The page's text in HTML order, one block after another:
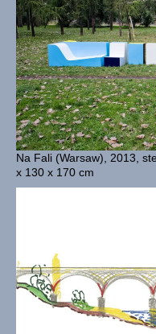
Na Fali (Warsaw), 2013,
x 130 x 170 cm